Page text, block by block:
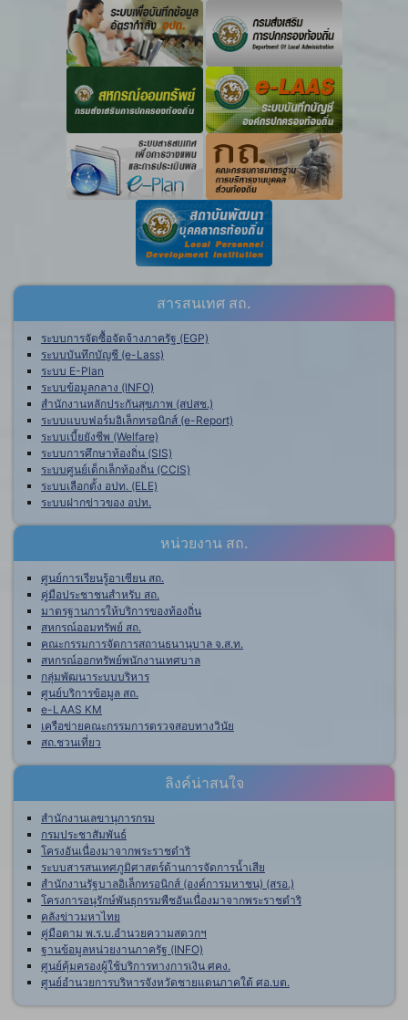
สารสนเทศ สถ.
ระบบการจัดซื้อจัดจ้างภาครัฐ (EGP)
ระบบบันทึกบัญชี (e-Lass)
ระบบ E-Plan
ระบบข้อมูลกลาง (INFO)
สำนักงานหลักประกันสุขภาพ (สปสช.)
ระบบแบบฟอร์มอิเล็กทรอนิกส์ (e-Report)
ระบบเบี้ยยังชีพ (Welfare)
ระบบการศึกษาท้องถิ่น (SIS)
ระบบศูนย์เด็กเล็กท้องถิ่น (CCIS)
ระบบเลือกตั้ง อปท. (ELE)
ระบบฝากข่าวของ อปท.
หน่วยงาน สถ.
ศูนย์การเรียนรู้อาเซียน สถ.
คู่มือประชาชนสำหรับ สถ.
มาตรฐานการให้บริการของท้องถิ่น
สหกรณ์ออมทรัพย์ สถ.
คณะกรรมการจัดการสถานธนานุบาล จ.ส.ท.
สหกรณ์ออกทรัพย์พนักงานเทศบาล
กลุ่มพัฒนาระบบบริหาร
ศูนย์บริการข้อมูล สถ.
e-LAAS KM
เครือข่ายคณะกรรมการตรวจสอบทางวินัย
สถ.ชวนเที่ยว
ลิงค์น่าสนใจ
สำนักงานเลขานุการกรม
กรมประชาสัมพันธ์
โครงอันเนื่องมาจากพระราชดำริ
ระบบสารสนเทศภูมิศาสตร์ด้านการจัดการน้ำเสีย
สำนักงานรัฐบาลอิเล็กทรอนิกส์ (องค์การมหาชน) (สรอ.)
โครงการอนุรักษ์พันธุกรรมพืชอันเนื่องมาจากพระราชดำริ
คลังข่าวมหาไทย
คู่มือตาม พ.ร.บ.อำนวยความสดวกฯ
ฐานข้อมูลหน่วยงานภาครัฐ (INFO)
ศูนย์คุ้มครองผู้ใช้บริการทางการเงิน ศคง.
ศูนย์อำนวยการบริหารจังหวัดชายแดนภาคใต้ ศอ.บต.